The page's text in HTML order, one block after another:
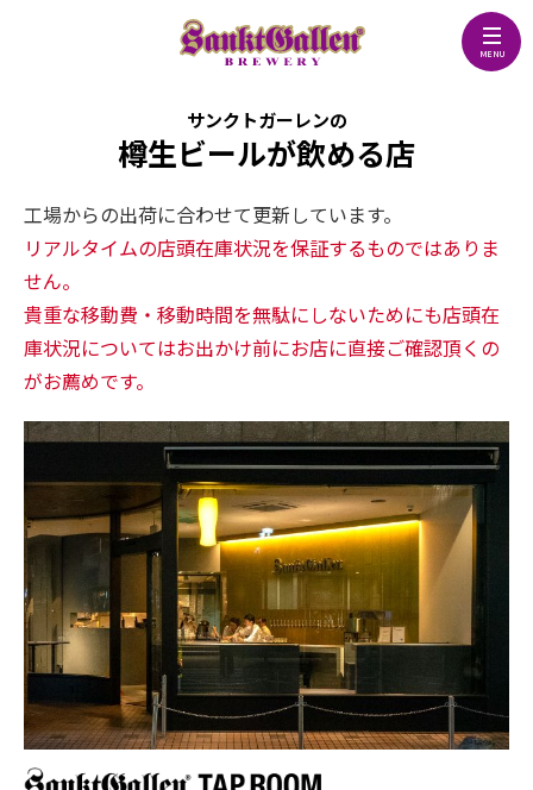
樽生ビールが飲める店
サンクトガーレンの
工場からの出荷に合わせて更新しています。
リアルタイムの店頭在庫状況を保証するものではありま
せん。
貴重な移動費・移動時間を無駄にしないためにも店頭在
庫状況についてはお出かけ前にお店に直接ご確認頂くの
がお薦めです。